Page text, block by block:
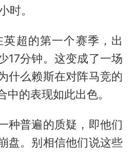
时。
英超的第一个赛季，出
17分钟。这变成了一场
什么赖斯在对阵马竞的
中的表现如此出色。
种普遍的质疑，即他们
盘。别相信他们说这些